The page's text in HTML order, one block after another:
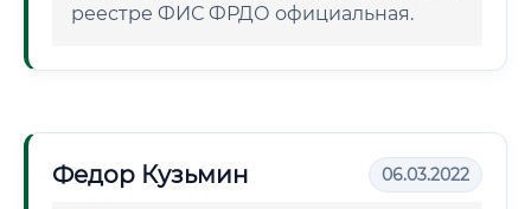
реестре ФИС ФРДО официальная.
Федор Кузьмин 06.03.2022